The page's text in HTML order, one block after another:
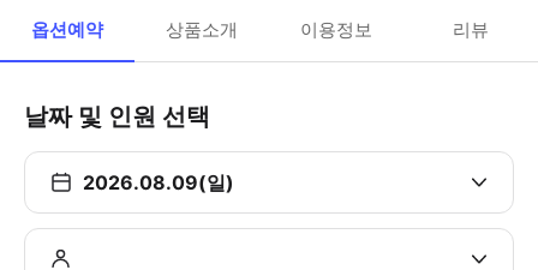
옵션예약 상품소개 이용정보 리뷰
날짜 및 인원 선택
2026.08.09(일)